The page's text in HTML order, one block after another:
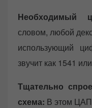
Необходимый
словом, любой
использующий
звучит как 1541
Тщательно
схема: В этом ЦАП